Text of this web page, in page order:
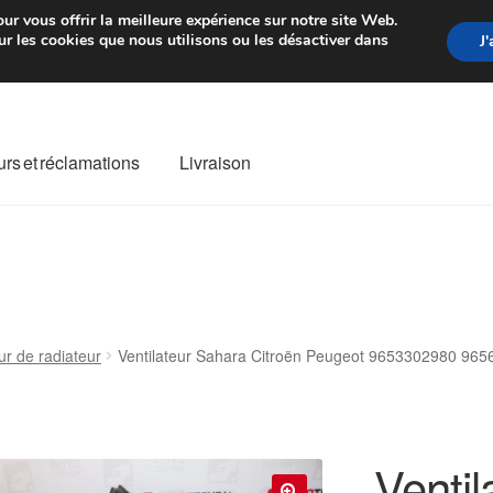
de 7 EUR Du lundi au
et réclamations Livraison
de radiateur Ventilateur Sahara Citroën Peugeot 9653302980
vous offrir la meilleure expérience sur notre site Web.
les cookies que nous utilisons ou les désactiver dans